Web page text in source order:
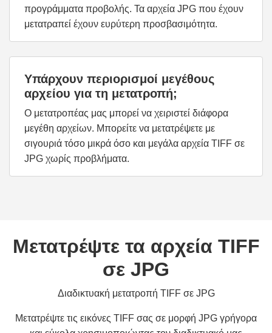
προγράμματα προβολής. Τα αρχεία JPG που έχουν
μετατραπεί έχουν ευρύτερη προσβασιμότητα.
Υπάρχουν περιορισμοί μεγέθους
αρχείου για τη μετατροπή;
Ο μετατροπέας μας μπορεί να χειριστεί διάφορα
μεγέθη αρχείων. Μπορείτε να μετατρέψετε με
σιγουριά τόσο μικρά όσο και μεγάλα αρχεία TIFF σε
JPG χωρίς προβλήματα.
Μετατρέψτε τα αρχεία TIFF
σε JPG
Διαδικτυακή μετατροπή TIFF σε JPG
Μετατρέψτε τις εικόνες TIFF σας σε μορφή JPG γρήγορα